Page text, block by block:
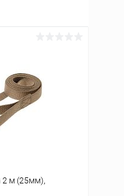
2 м (25мм),